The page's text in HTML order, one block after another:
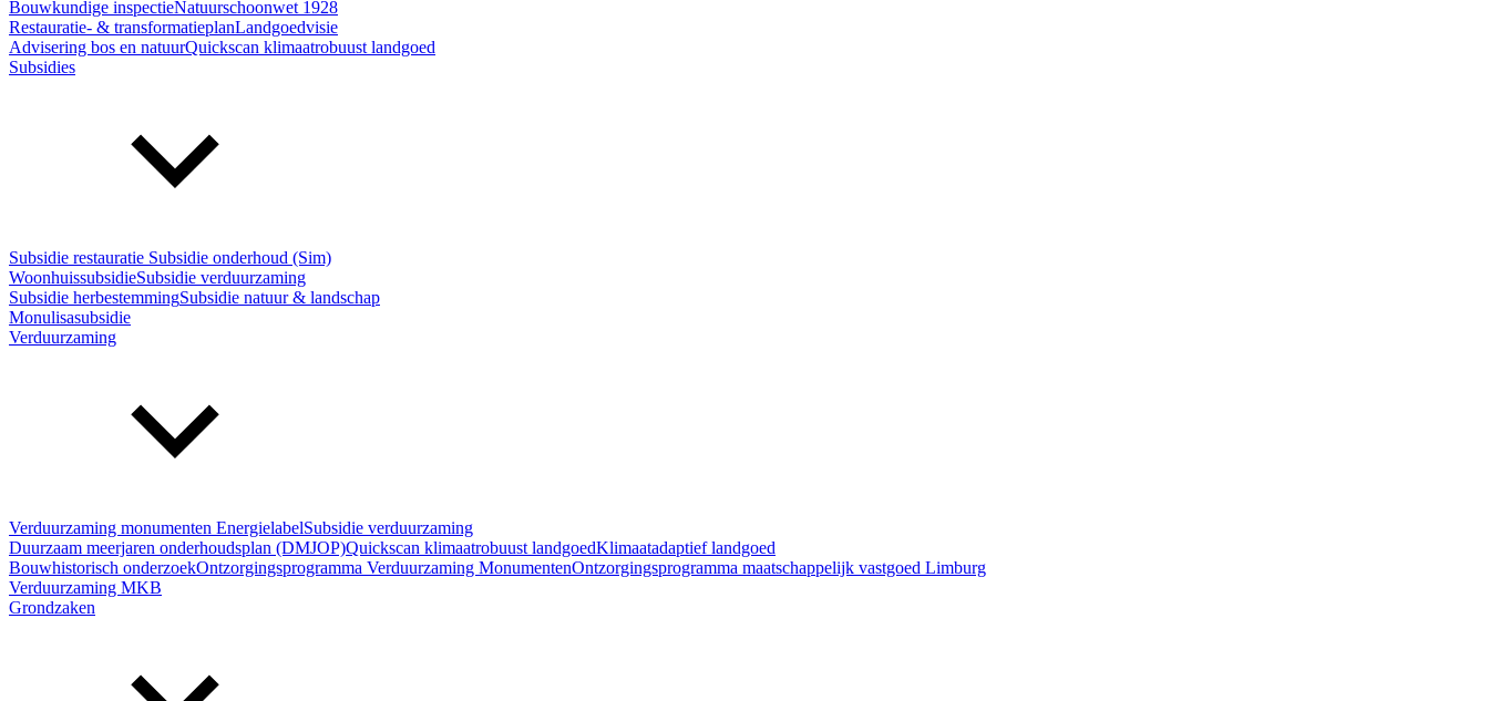
Bouwkundige inspectieNatuurschoonwet 1928
Restauratie- & transformatieplanLandgoedvisie
Advisering bos en natuurQuickscan klimaatrobuust landgoed
Subsidies
Subsidie restauratie Subsidie onderhoud (Sim)
WoonhuissubsidieSubsidie verduurzaming
Subsidie herbestemmingSubsidie natuur & landschap
Monulisasubsidie
Verduurzaming
Verduurzaming monumenten EnergielabelSubsidie verduurzaming
Duurzaam meerjaren onderhoudsplan (DMJOP)Quickscan klimaatrobuust landgoedKlimaatadaptief landgoed
Bouwhistorisch onderzoekOntzorgingsprogramma Verduurzaming MonumentenOntzorgingsprogramma maatschappelijk vastgoed Limburg
Verduurzaming MKB
Grondzaken